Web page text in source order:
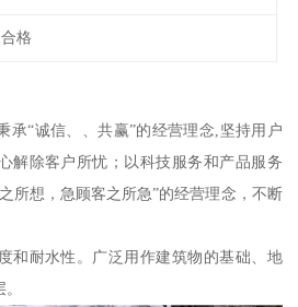
合格
承“诚信、、共赢”的经营理念,坚持用户
解除客户所忧；以科技服务和产品服务
所想，急顾客之所急”的经营理念，不断
和耐水性。广泛用作建筑物的基础、地